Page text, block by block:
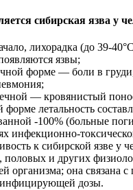
сибирская язва у
лихорадка (до 39-
язвы;
форме — боли в
— кровянистый
летальность
-100% (больные
инфекционно-
к сибирской язве у
половых и других
организма; она связана
дозы.